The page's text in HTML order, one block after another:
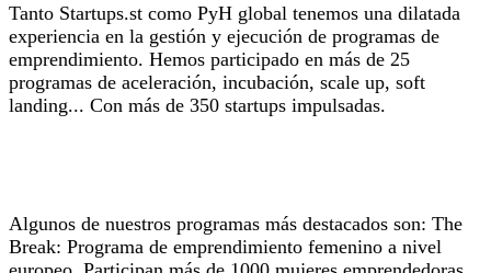
Tanto Startups.st como PyH global tenemos una dilatada
experiencia en la gestión y ejecución de programas de
emprendimiento. Hemos participado en más de 25
programas de aceleración, incubación, scale up, soft
landing... Con más de 350 startups impulsadas.
Algunos de nuestros programas más destacados son: The
Break: Programa de emprendimiento femenino a nivel